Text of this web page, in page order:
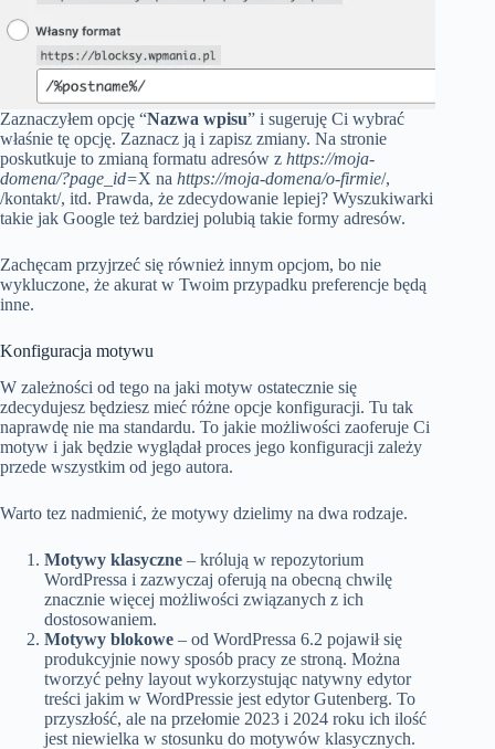
Zaznaczyłem opcję “Nazwa wpisu” i sugeruję Ci wybrać
właśnie tę opcję. Zaznacz ją i zapisz zmiany. Na stronie
poskutkuje to zmianą formatu adresów z https://moja-
domena/?page_id=X na https://moja-domena/o-firmie/,
/kontakt/, itd. Prawda, że zdecydowanie lepiej? Wyszukiwarki
takie jak Google też bardziej polubią takie formy adresów.
Zachęcam przyjrzeć się również innym opcjom, bo nie
wykluczone, że akurat w Twoim przypadku preferencje będą
inne.
Konfiguracja motywu
W zależności od tego na jaki motyw ostatecznie się
zdecydujesz będziesz mieć różne opcje konfiguracji. Tu tak
naprawdę nie ma standardu. To jakie możliwości zaoferuje Ci
motyw i jak będzie wyglądał proces jego konfiguracji zależy
przede wszystkim od jego autora.
Warto tez nadmienić, że motywy dzielimy na dwa rodzaje.
Motywy klasyczne – królują w repozytorium
WordPressa i zazwyczaj oferują na obecną chwilę
znacznie więcej możliwości związanych z ich
dostosowaniem.
Motywy blokowe – od WordPressa 6.2 pojawił się
produkcyjnie nowy sposób pracy ze stroną. Można
tworzyć pełny layout wykorzystując natywny edytor
treści jakim w WordPressie jest edytor Gutenberg. To
przyszłość, ale na przełomie 2023 i 2024 roku ich ilość
jest niewielka w stosunku do motywów klasycznych.